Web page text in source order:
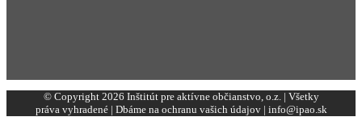
© Copyright 2026 Inštitút pre aktívne občianstvo, o.z. | Všetky
práva vyhradené | Dbáme na ochranu vašich údajov | info@ipao.sk